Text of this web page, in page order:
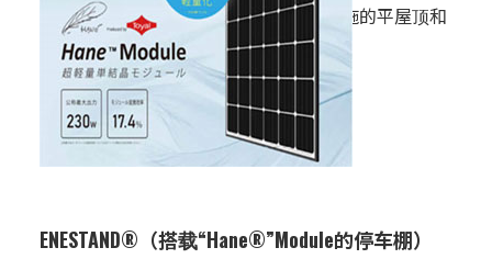
屋顶、大厦或大型设施的平屋顶和
墙面等。
ENESTAND®（搭载“Hane®”Module的停车棚）